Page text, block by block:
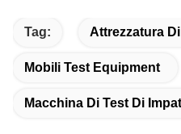
Tag: Attrezzatura
Mobili Test Equipment
Macchina Di Test Di